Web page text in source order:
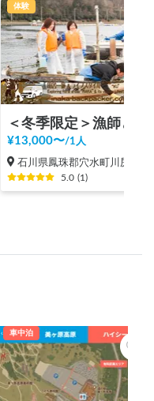
体験
¥13,000〜/1人
石川県鳳珠郡穴水町川尻
5.0 (1)
車中泊